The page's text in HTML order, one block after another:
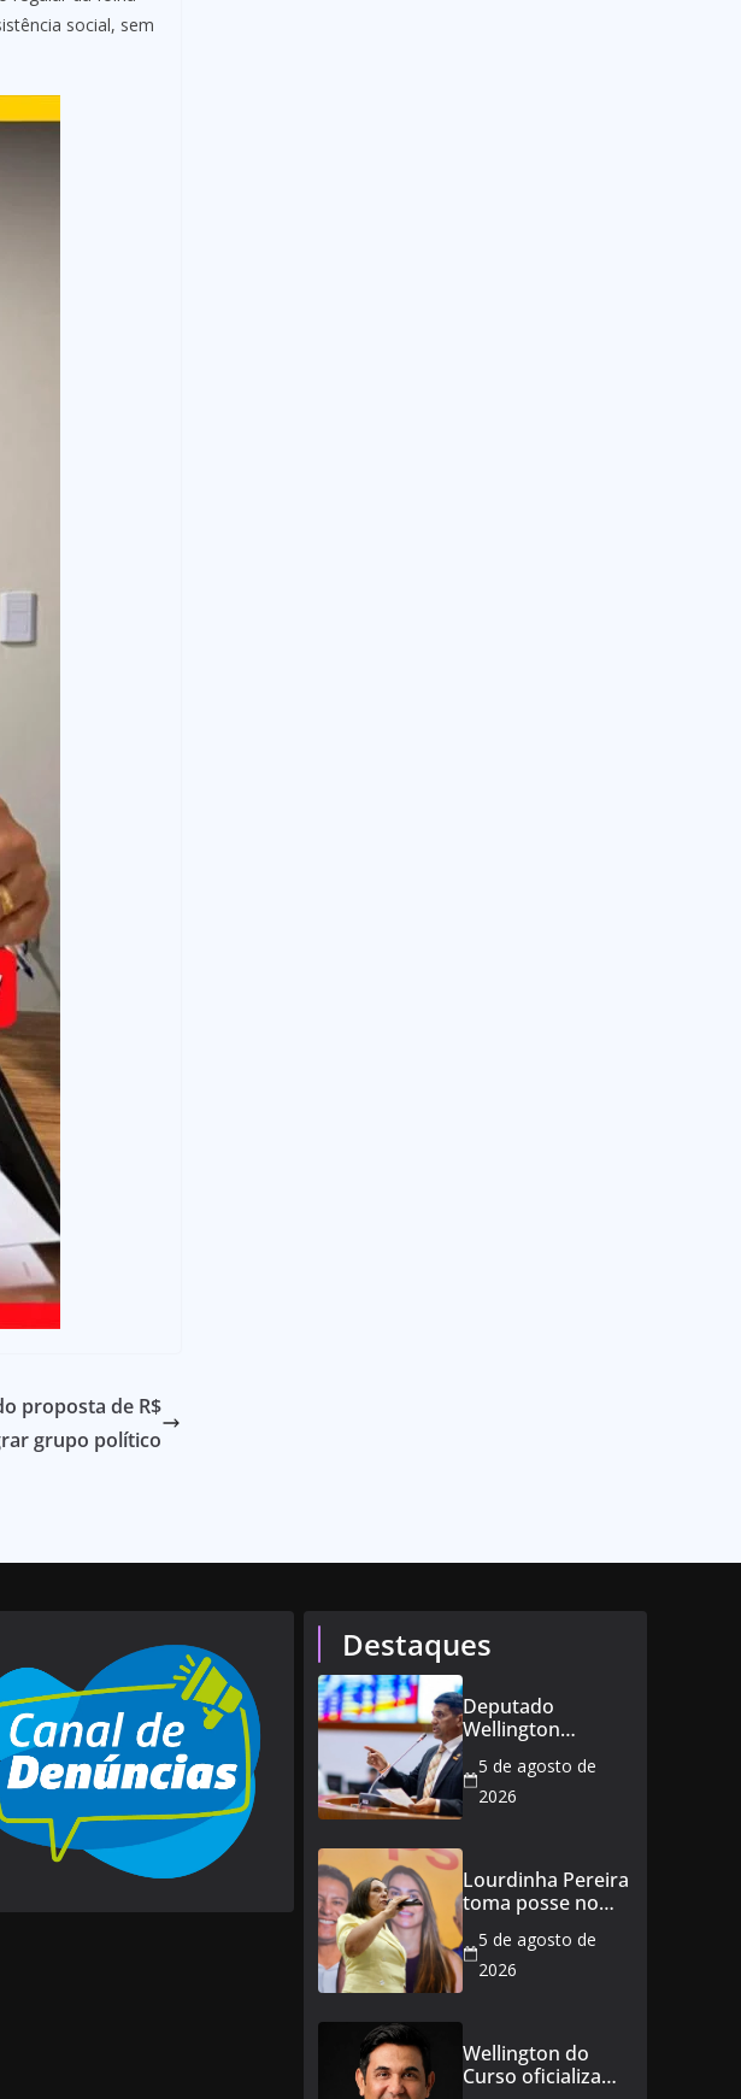
social, sem
proposta de R$
grupo político
Destaques
Deputado
Wellington
de 21,7% para
todos os
aposentados do
Maranhão
5 de agosto de
2026
Lourdinha Pereira
toma posse no
a primeira
senadora de
5 de agosto de
2026
Wellington do
Curso oficializa